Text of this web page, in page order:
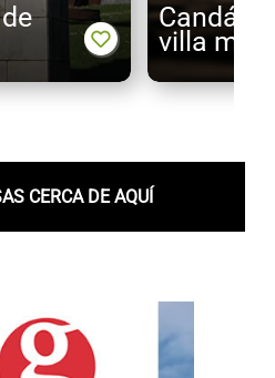
Candás,
villa
CERCA DE AQUÍ